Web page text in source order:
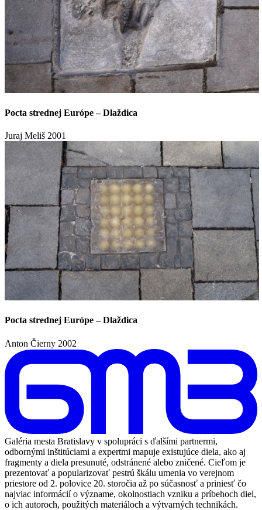
Pocta strednej Európe – Dlaždica
Juraj Meliš 2001
Pocta strednej Európe – Dlaždica
Anton Čierny 2002
Galéria mesta Bratislavy v spolupráci s ďalšími partnermi,
odbornými inštitúciami a expertmi mapuje existujúce diela, ako aj
fragmenty a diela presunuté, odstránené alebo zničené. Cieľom je
prezentovať a popularizovať pestrú škálu umenia vo verejnom
priestore od 2. polovice 20. storočia až po súčasnosť a priniesť čo
najviac informácií o význame, okolnostiach vzniku a príbehoch diel,
o ich autoroch, použitých materiáloch a výtvarných technikách.